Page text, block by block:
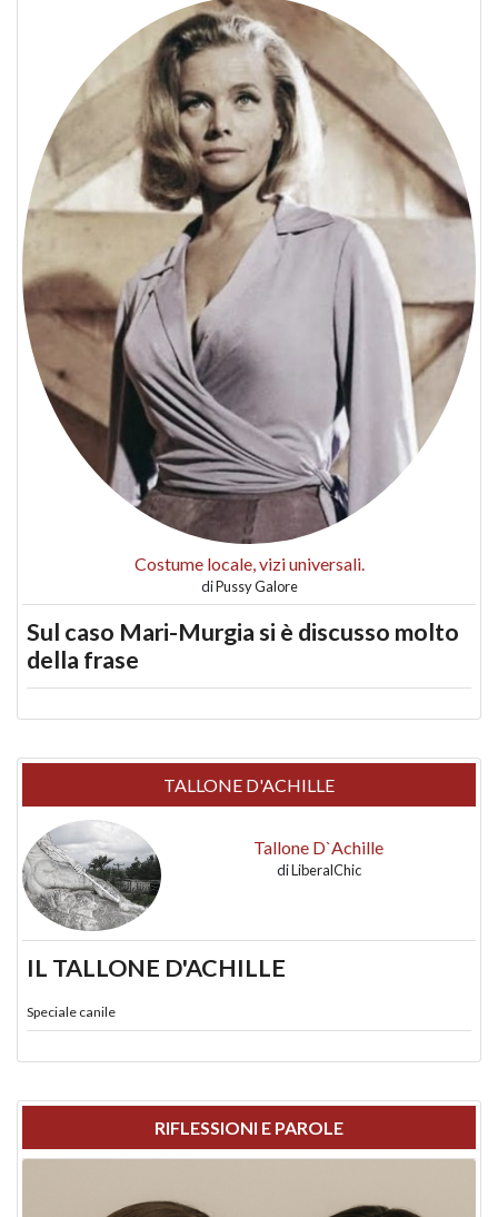
Costume locale, vizi universali.
diPussy Galore
Sul caso Mari-Murgia si è discusso molto
della frase
TALLONE D'ACHILLE
Tallone D`Achille
diLiberalChic
IL TALLONE D'ACHILLE
Speciale canile
RIFLESSIONI E PAROLE